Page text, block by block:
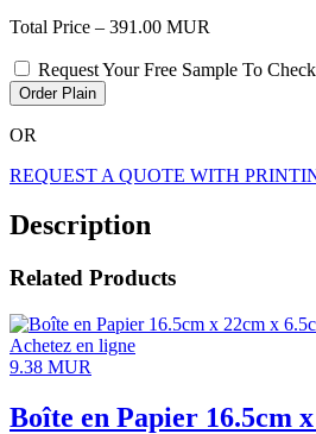
Total Price – 391.00 MUR
Request Your Free Sample To
Order Plain
OR
REQUEST A QUOTE WITH
Description
Related Products
Achetez en ligne
9.38 MUR
Boîte en Papier 16.5cm